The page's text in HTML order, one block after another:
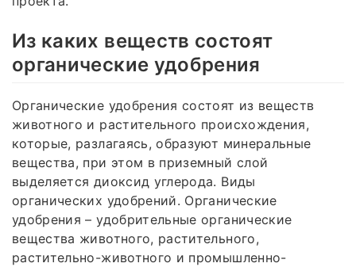
Из каких веществ состоят
органические удобрения
Органические удобрения состоят из веществ
животного и растительного происхождения,
которые, разлагаясь, образуют минеральные
вещества, при этом в приземный слой
выделяется диоксид углерода. Виды
органических удобрений. Органические
удобрения – удобрительные органические
вещества животного, растительного,
растительно-животного и промышленно-